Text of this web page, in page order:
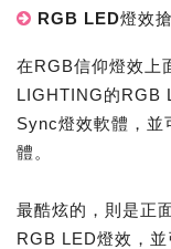
RGB LED燈效
在RGB信仰燈效上
LIGHTING的RGB
Sync燈效軟體，並
體。
最酷炫的，則是正
RGB LED燈效，